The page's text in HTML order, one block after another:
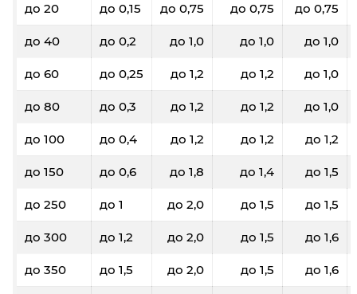
до 20 до 0,15 до 0,75 до 0,75 до 0,75
до 40 до 0,2 до 1,0 до 1,0 до 1,0
до 60 до 0,25 до 1,2 до 1,2 до 1,0
до 80 до 0,3 до 1,2 до 1,2 до 1,0
до 100 до 0,4 до 1,2 до 1,2 до 1,2
до 150 до 0,6 до 1,8 до 1,4 до 1,5
до 250 до 1 до 2,0 до 1,5 до 1,5
до 300 до 1,2 до 2,0 до 1,5 до 1,6
до 350 до 1,5 до 2,0 до 1,5 до 1,6